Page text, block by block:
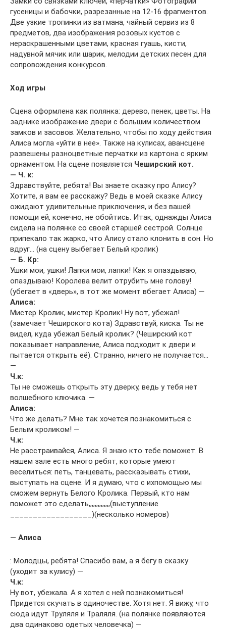
гусеницы и бабочки, разрезанные на 12-16 фрагментов.
Две узкие тропинки из ватмана, чайный сервиз из 8
предметов, два изображения розовых кустов с
нераскрашенными цветами, красная гуашь, кисти,
надувной мячик или шарик, мелодии детских песен для
сопровождения конкурсов.
Ход игры
Сцена оформлена как полянка: дерево, пенек, цветы. На
заднике изображение двери с большим количеством
замков и засовов. Желательно, чтобы по ходу действия
Алиса могла «уйти в нее». Также на кулисах, авансцене
развешены разноцветные перчатки из картона с ярким
орнаментом. На сцене появляется Чеширский кот.
— Ч. к:
Здравствуйте, ребята! Вы знаете сказку про Алису?
Хотите, я вам ее расскажу? Ведь в моей сказке Алису
ожидают удивительные приключения, и без вашей
помощи ей, конечно, не обойтись. Итак, однажды Алиса
сидела на полянке со своей старшей сестрой. Солнце
припекало так жарко, что Алису стало клонить в сон. Но
вдруг… (на сцену выбегает Белый кролик)
— Б. Кр:
Ушки мои, ушки! Лапки мои, лапки! Как я опаздываю,
опаздываю! Королева велит отрубить мне голову!
(убегает в «дверь», в тот же момент вбегает Алиса) —
Алиса:
Мистер Кролик, мистер Кролик! Ну вот, убежал!
(замечает Чеширского кота) Здравствуй, киска. Ты не
видел, куда убежал Белый кролик? (Чеширский кот
показывает направление, Алиса подходит к двери и
пытается открыть её). Странно, ничего не получается…
—
Ч.к:
Ты не сможешь открыть эту дверку, ведь у тебя нет
волшебного ключика. —
Алиса:
Что же делать? Мне так хочется познакомиться с
Белым кроликом! —
Ч.к:
Не расстраивайся, Алиса. Я знаю кто тебе поможет. В
нашем зале есть много ребят, которые умеют
веселиться: петь, танцевать, рассказывать стихи,
выступать на сцене. И я думаю, что с ихпомощью мы
сможем вернуть Белого Кролика. Первый, кто нам
поможет это сделать,,,,,,,,,,,,,,(выступление
__________________)(несколько номеров)
— Алиса
: Молодцы, ребята! Спасибо вам, а я бегу в сказку
(уходит за кулису) —
Ч.к:
Ну вот, убежала. А я хотел с ней познакомиться!
Придется скучать в одиночестве. Хотя нет. Я вижу, что
сюда идут Труляля и Траляля. (на полянке появляются
два одинаково одетых человечка) —